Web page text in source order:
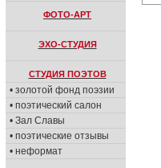
ФОТО-АРТ
ЭХО-СТУДИЯ
СТУДИЯ ПОЭТОВ
• золотой фонд поэзии
• поэтический салон
• Зал Славы
• поэтические отзывы
• неформат